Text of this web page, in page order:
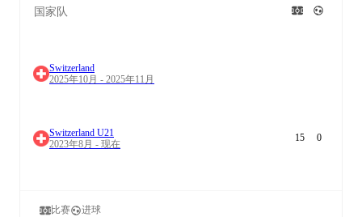
国家队
Switzerland
2025年10月 - 2025年11月
Switzerland U21
2023年8月 - 现在
15 0
比赛 进球